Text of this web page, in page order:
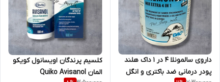
داروی سالمونلا 4 در 1 داک هلند
پودر درمانی ضد باکتری و انگل
کلسیم پرندگان اویسانول کویکو
المان Quiko Avisanol